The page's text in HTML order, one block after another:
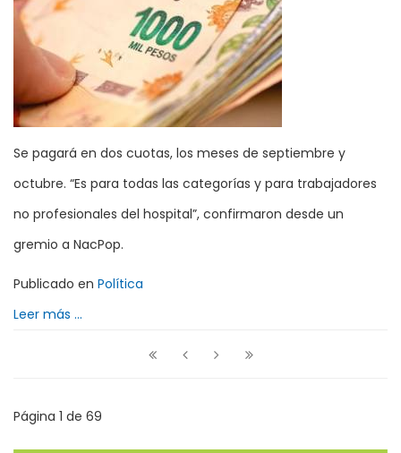
Se pagará en dos cuotas, los meses de septiembre y
octubre. “Es para todas las categorías y para trabajadores
no profesionales del hospital”, confirmaron desde un
gremio a NacPop.
Publicado en Política
Leer más ...
Página 1 de 69